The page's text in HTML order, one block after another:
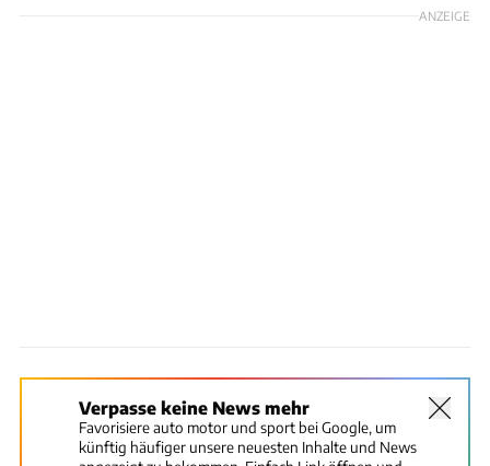
ANZEIGE
Verpasse keine News mehr
Favorisiere auto motor und sport bei Google, um
künftig häufiger unsere neuesten Inhalte und News